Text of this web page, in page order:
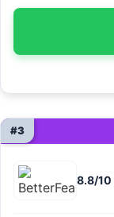
#3
8.8/10